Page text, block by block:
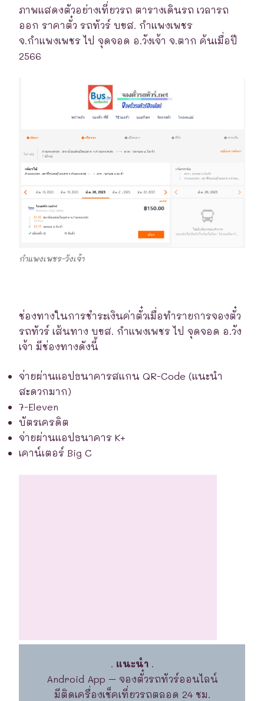
ภาพแสดงตัวอย่างเที่ยวรถ ตารางเดินรถ เวลารถ
ออก ราคาตั๋ว รถทัวร์ บขส. กำแพงเพชร
จ.กำแพงเพชร ไป จุดจอด อ.วังเจ้า จ.ตาก ค้นเมื่อปี
2566
กำแพงเพชร-วังเจ้า
ช่องทางในการชำระเงินค่าตั๋วเมื่อทำรายการจองตั๋ว
รถทัวร์ เส้นทาง บขส. กำแพงเพชร ไป จุดจอด อ.วัง
เจ้า มีช่องทางดังนี้
จ่ายผ่านแอปธนาคารสแกน QR-Code (แนะนำ
สะดวกมาก)
7-Eleven
บัตรเครดิต
จ่ายผ่านแอปธนาคาร K+
เคาน์เตอร์ Big C
. แนะนำ.
Android App – จองตั๋วรถทัวร์ออนไลน์
มีติดเครื่องเช็คเที่ยวรถตลอด 24 ชม.